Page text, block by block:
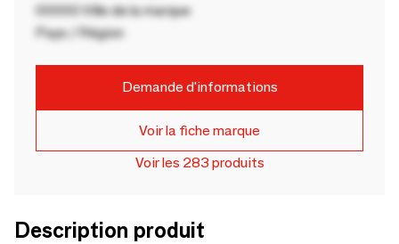
00000 Ville de la marque
Pays / Région
Demande d'informations
Voir la fiche marque
Voir les 283 produits
Description produit